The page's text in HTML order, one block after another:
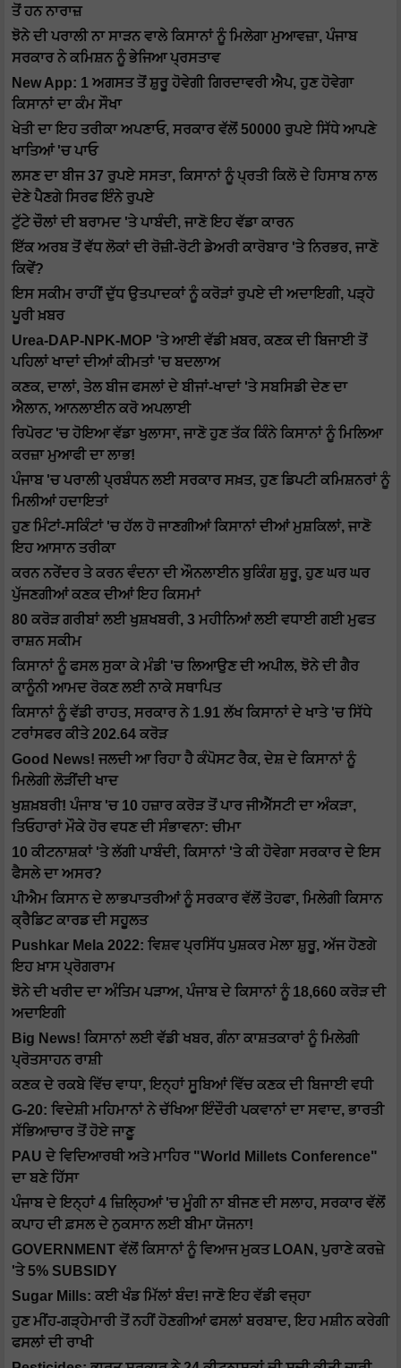
ਤੋਂ ਹਨ ਨਾਰਾਜ਼
ਝੋਨੇ ਦੀ ਪਰਾਲੀ ਨਾ ਸਾੜਨ ਵਾਲੇ ਕਿਸਾਨਾਂ ਨੂੰ ਮਿਲੇਗਾ ਮੁਆਵਜ਼ਾ, ਪੰਜਾਬ
ਸਰਕਾਰ ਨੇ ਕਮਿਸ਼ਨ ਨੂੰ ਭੇਜਿਆ ਪ੍ਰਸਤਾਵ
New App: 1 ਅਗਸਤ ਤੋਂ ਸ਼ੁਰੂ ਹੋਵੇਗੀ ਗਿਰਦਾਵਰੀ ਐਪ, ਹੁਣ ਹੋਵੇਗਾ
ਕਿਸਾਨਾਂ ਦਾ ਕੰਮ ਸੌਖਾ
ਖੇਤੀ ਦਾ ਇਹ ਤਰੀਕਾ ਅਪਣਾਓ, ਸਰਕਾਰ ਵੱਲੋਂ 50000 ਰੁਪਏ ਸਿੱਧੇ ਆਪਣੇ
ਖਾਤਿਆਂ 'ਚ ਪਾਓ
ਲਸਣ ਦਾ ਬੀਜ 37 ਰੁਪਏ ਸਸਤਾ, ਕਿਸਾਨਾਂ ਨੂੰ ਪ੍ਰਤੀ ਕਿਲੋ ਦੇ ਹਿਸਾਬ ਨਾਲ
ਦੇਣੇ ਪੈਣਗੇ ਸਿਰਫ ਇੰਨੇ ਰੁਪਏ
ਟੁੱਟੇ ਚੌਲਾਂ ਦੀ ਬਰਾਮਦ 'ਤੇ ਪਾਬੰਦੀ, ਜਾਣੋ ਇਹ ਵੱਡਾ ਕਾਰਨ
ਇੱਕ ਅਰਬ ਤੋਂ ਵੱਧ ਲੋਕਾਂ ਦੀ ਰੋਜ਼ੀ-ਰੋਟੀ ਡੇਅਰੀ ਕਾਰੋਬਾਰ 'ਤੇ ਨਿਰਭਰ, ਜਾਣੋ
ਕਿਵੇਂ?
ਇਸ ਸਕੀਮ ਰਾਹੀਂ ਦੁੱਧ ਉਤਪਾਦਕਾਂ ਨੂੰ ਕਰੋੜਾਂ ਰੁਪਏ ਦੀ ਅਦਾਇਗੀ, ਪੜ੍ਹੋ
ਪੂਰੀ ਖ਼ਬਰ
Urea-DAP-NPK-MOP 'ਤੇ ਆਈ ਵੱਡੀ ਖ਼ਬਰ, ਕਣਕ ਦੀ ਬਿਜਾਈ ਤੋਂ
ਪਹਿਲਾਂ ਖਾਦਾਂ ਦੀਆਂ ਕੀਮਤਾਂ 'ਚ ਬਦਲਾਅ
ਕਣਕ, ਦਾਲਾਂ, ਤੇਲ ਬੀਜ ਫਸਲਾਂ ਦੇ ਬੀਜਾਂ-ਖਾਦਾਂ 'ਤੇ ਸਬਸਿਡੀ ਦੇਣ ਦਾ
ਐਲਾਨ, ਆਨਲਾਈਨ ਕਰੋ ਅਪਲਾਈ
ਰਿਪੋਰਟ 'ਚ ਹੋਇਆ ਵੱਡਾ ਖੁਲਾਸਾ, ਜਾਣੋ ਹੁਣ ਤੱਕ ਕਿੰਨੇ ਕਿਸਾਨਾਂ ਨੂੰ ਮਿਲਿਆ
ਕਰਜ਼ਾ ਮੁਆਫੀ ਦਾ ਲਾਭ!
ਪੰਜਾਬ 'ਚ ਪਰਾਲੀ ਪ੍ਰਬੰਧਨ ਲਈ ਸਰਕਾਰ ਸਖ਼ਤ, ਹੁਣ ਡਿਪਟੀ ਕਮਿਸ਼ਨਰਾਂ ਨੂੰ
ਮਿਲੀਆਂ ਹਦਾਇਤਾਂ
ਹੁਣ ਮਿੰਟਾਂ-ਸਕਿੰਟਾਂ 'ਚ ਹੱਲ ਹੋ ਜਾਣਗੀਆਂ ਕਿਸਾਨਾਂ ਦੀਆਂ ਮੁਸ਼ਕਿਲਾਂ, ਜਾਣੋ
ਇਹ ਆਸਾਨ ਤਰੀਕਾ
ਕਰਨ ਨਰੇਂਦਰ ਤੇ ਕਰਨ ਵੰਦਨਾ ਦੀ ਔਨਲਾਈਨ ਬੁਕਿੰਗ ਸ਼ੁਰੂ, ਹੁਣ ਘਰ ਘਰ
ਪੁੱਜਣਗੀਆਂ ਕਣਕ ਦੀਆਂ ਇਹ ਕਿਸਮਾਂ
80 ਕਰੋੜ ਗਰੀਬਾਂ ਲਈ ਖੁਸ਼ਖਬਰੀ, 3 ਮਹੀਨਿਆਂ ਲਈ ਵਧਾਈ ਗਈ ਮੁਫਤ
ਰਾਸ਼ਨ ਸਕੀਮ
ਕਿਸਾਨਾਂ ਨੂੰ ਫਸਲ ਸੁਕਾ ਕੇ ਮੰਡੀ 'ਚ ਲਿਆਉਣ ਦੀ ਅਪੀਲ, ਝੋਨੇ ਦੀ ਗੈਰ
ਕਾਨੂੰਨੀ ਆਮਦ ਰੋਕਣ ਲਈ ਨਾਕੇ ਸਥਾਪਿਤ
ਕਿਸਾਨਾਂ ਨੂੰ ਵੱਡੀ ਰਾਹਤ, ਸਰਕਾਰ ਨੇ 1.91 ਲੱਖ ਕਿਸਾਨਾਂ ਦੇ ਖਾਤੇ 'ਚ ਸਿੱਧੇ
ਟਰਾਂਸਫਰ ਕੀਤੇ 202.64 ਕਰੋੜ
Good News! ਜਲਦੀ ਆ ਰਿਹਾ ਹੈ ਕੰਪੋਸਟ ਰੈਕ, ਦੇਸ਼ ਦੇ ਕਿਸਾਨਾਂ ਨੂੰ
ਮਿਲੇਗੀ ਲੋੜੀਂਦੀ ਖਾਦ
ਖੁਸ਼ਖ਼ਬਰੀ! ਪੰਜਾਬ 'ਚ 10 ਹਜ਼ਾਰ ਕਰੋੜ ਤੋਂ ਪਾਰ ਜੀਐੱਸਟੀ ਦਾ ਅੰਕੜਾ,
ਤਿਓਹਾਰਾਂ ਮੌਕੇ ਹੋਰ ਵਧਣ ਦੀ ਸੰਭਾਵਨਾ: ਚੀਮਾ
10 ਕੀਟਨਾਸ਼ਕਾਂ 'ਤੇ ਲੱਗੀ ਪਾਬੰਦੀ, ਕਿਸਾਨਾਂ 'ਤੇ ਕੀ ਹੋਵੇਗਾ ਸਰਕਾਰ ਦੇ ਇਸ
ਫੈਸਲੇ ਦਾ ਅਸਰ?
ਪੀਐਮ ਕਿਸਾਨ ਦੇ ਲਾਭਪਾਤਰੀਆਂ ਨੂੰ ਸਰਕਾਰ ਵੱਲੋਂ ਤੋਹਫਾ, ਮਿਲੇਗੀ ਕਿਸਾਨ
ਕ੍ਰੈਡਿਟ ਕਾਰਡ ਦੀ ਸਹੂਲਤ
Pushkar Mela 2022: ਵਿਸ਼ਵ ਪ੍ਰਸਿੱਧ ਪੁਸ਼ਕਰ ਮੇਲਾ ਸ਼ੁਰੂ, ਅੱਜ ਹੋਣਗੇ
ਇਹ ਖ਼ਾਸ ਪ੍ਰੋਗਰਾਮ
ਝੋਨੇ ਦੀ ਖਰੀਦ ਦਾ ਅੰਤਿਮ ਪੜਾਅ, ਪੰਜਾਬ ਦੇ ਕਿਸਾਨਾਂ ਨੂੰ 18,660 ਕਰੋੜ ਦੀ
ਅਦਾਇਗੀ
Big News! ਕਿਸਾਨਾਂ ਲਈ ਵੱਡੀ ਖਬਰ, ਗੰਨਾ ਕਾਸ਼ਤਕਾਰਾਂ ਨੂੰ ਮਿਲੇਗੀ
ਪ੍ਰੋਤਸਾਹਨ ਰਾਸ਼ੀ
ਕਣਕ ਦੇ ਰਕਬੇ ਵਿੱਚ ਵਾਧਾ, ਇਨ੍ਹਾਂ ਸੂਬਿਆਂ ਵਿੱਚ ਕਣਕ ਦੀ ਬਿਜਾਈ ਵਧੀ
G-20: ਵਿਦੇਸ਼ੀ ਮਹਿਮਾਨਾਂ ਨੇ ਚੱਖਿਆ ਇੰਦੌਰੀ ਪਕਵਾਨਾਂ ਦਾ ਸਵਾਦ, ਭਾਰਤੀ
ਸੱਭਿਆਚਾਰ ਤੋਂ ਹੋਏ ਜਾਣੂ
PAU ਦੇ ਵਿਦਿਆਰਥੀ ਅਤੇ ਮਾਹਿਰ "World Millets Conference"
ਦਾ ਬਣੇ ਹਿੱਸਾ
ਪੰਜਾਬ ਦੇ ਇਨ੍ਹਾਂ 4 ਜ਼ਿਲ੍ਹਿਆਂ 'ਚ ਮੂੰਗੀ ਨਾ ਬੀਜਣ ਦੀ ਸਲਾਹ, ਸਰਕਾਰ ਵੱਲੋਂ
ਕਪਾਹ ਦੀ ਫ਼ਸਲ ਦੇ ਨੁਕਸਾਨ ਲਈ ਬੀਮਾ ਯੋਜਨਾ!
GOVERNMENT ਵੱਲੋਂ ਕਿਸਾਨਾਂ ਨੂੰ ਵਿਆਜ ਮੁਕਤ LOAN, ਪੁਰਾਣੇ ਕਰਜ਼ੇ
'ਤੇ 5% SUBSIDY
Sugar Mills: ਕਈ ਖੰਡ ਮਿੱਲਾਂ ਬੰਦ! ਜਾਣੋ ਇਹ ਵੱਡੀ ਵਜ੍ਹਾ
ਹੁਣ ਮੀਂਹ-ਗੜ੍ਹੇਮਾਰੀ ਤੋਂ ਨਹੀਂ ਹੋਣਗੀਆਂ ਫਸਲਾਂ ਬਰਬਾਦ, ਇਹ ਮਸ਼ੀਨ ਕਰੇਗੀ
ਫਸਲਾਂ ਦੀ ਰਾਖੀ